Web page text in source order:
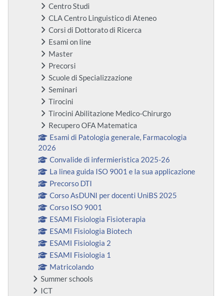
Centro Studi
CLA Centro Linguistico di Ateneo
Corsi di Dottorato di Ricerca
Esami on line
Master
Precorsi
Scuole di Specializzazione
Seminari
Tirocini
Tirocini Abilitazione Medico-Chirurgo
Recupero OFA Matematica
Esami di Patologia generale, Farmacologia
2026
Convalide di infermieristica 2025-26
La linea guida ISO 9001 e la sua applicazione
Precorso DTI
Corso AsDUNI per docenti UniBS 2025
Corso ISO 9001
ESAMI Fisiologia Fisioterapia
ESAMI Fisiologia Biotech
ESAMI Fisiologia 2
ESAMI Fisiologia 1
Matricolando
Summer schools
ICT